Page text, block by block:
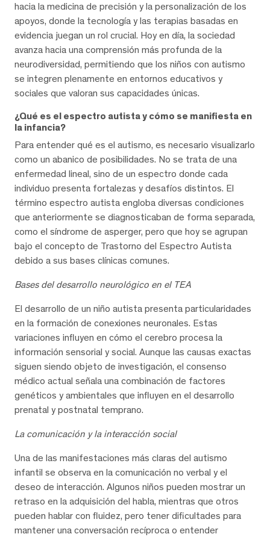
hacia la medicina de precisión y la personalización de los
apoyos, donde la tecnología y las terapias basadas en
evidencia juegan un rol crucial. Hoy en día, la sociedad
avanza hacia una comprensión más profunda de la
neurodiversidad, permitiendo que los niños con autismo
se integren plenamente en entornos educativos y
sociales que valoran sus capacidades únicas.
¿Qué es el espectro autista y cómo se manifiesta en
la infancia?
Para entender qué es el autismo, es necesario visualizarlo
como un abanico de posibilidades. No se trata de una
enfermedad lineal, sino de un espectro donde cada
individuo presenta fortalezas y desafíos distintos. El
término espectro autista engloba diversas condiciones
que anteriormente se diagnosticaban de forma separada,
como el síndrome de asperger, pero que hoy se agrupan
bajo el concepto de Trastorno del Espectro Autista
debido a sus bases clínicas comunes.
Bases del desarrollo neurológico en el TEA
El desarrollo de un niño autista presenta particularidades
en la formación de conexiones neuronales. Estas
variaciones influyen en cómo el cerebro procesa la
información sensorial y social. Aunque las causas exactas
siguen siendo objeto de investigación, el consenso
médico actual señala una combinación de factores
genéticos y ambientales que influyen en el desarrollo
prenatal y postnatal temprano.
La comunicación y la interacción social
Una de las manifestaciones más claras del autismo
infantil se observa en la comunicación no verbal y el
deseo de interacción. Algunos niños pueden mostrar un
retraso en la adquisición del habla, mientras que otros
pueden hablar con fluidez, pero tener dificultades para
mantener una conversación recíproca o entender